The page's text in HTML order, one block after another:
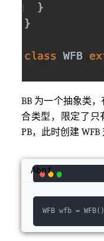
BB 为一个抽象类
合类型，限定了只
PB，此时创建 WFB
WFB wfb = WFB()
Abnf